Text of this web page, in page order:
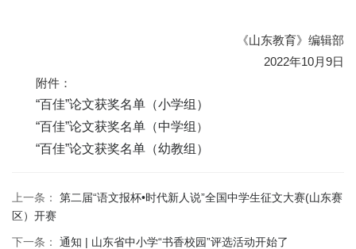
《山东教育》编辑部
2022年10月9日
附件：
“百佳”论文获奖名单（小学组）
“百佳”论文获奖名单（中学组 ）
“百佳”论文获奖名单（幼教组）
上一条：
第二届“语文报杯•时代新人说”全国中学生征文大赛(山东赛
区）开赛
下一条： 通知 | 山东省中小学“书香校园”评选活动开始了